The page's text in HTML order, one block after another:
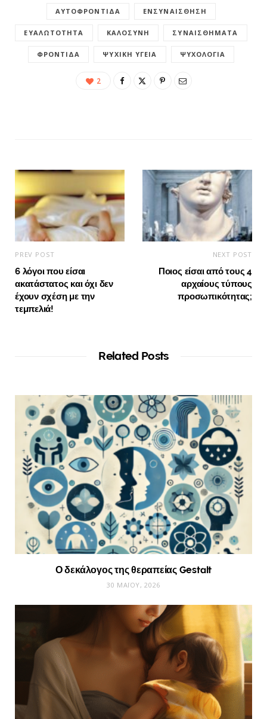
ΑΥΤΟΦΡΟΝΤΊΔΑ ΕΝΣΥΝΑΊΣΘΗΣΗ
ΕΥΑΛΩΤΌΤΗΤΑ ΚΑΛΟΣΎΝΗ ΣΥΝΑΙΣΘΉΜΑΤΑ
ΦΡΟΝΤΊΔΑ ΨΥΧΙΚΉ ΥΓΕΊΑ ΨΥΧΟΛΟΓΊΑ
2
PREV POST
6 λόγοι που είσαι
ακατάστατος και όχι δεν
έχουν σχέση με την
τεμπελιά!
NEXT POST
Ποιος είσαι από τους 4
αρχαίους τύπους
προσωπικότητας;
Related Posts
Ο δεκάλογος της θεραπείας Gestalt
30 ΜΑΪ́ΟΥ, 2026